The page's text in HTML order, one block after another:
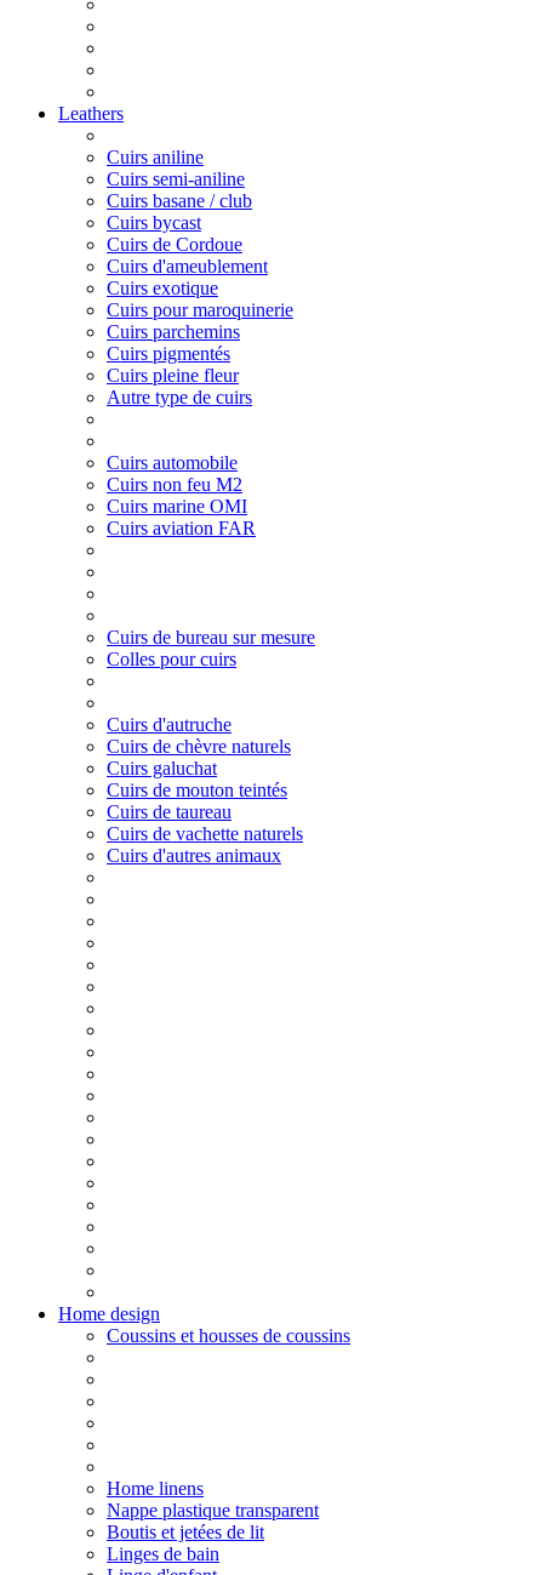
Leathers
Cuirs aniline
Cuirs semi-aniline
Cuirs basane / club
Cuirs bycast
Cuirs de Cordoue
Cuirs d'ameublement
Cuirs exotique
Cuirs pour maroquinerie
Cuirs parchemins
Cuirs pigmentés
Cuirs pleine fleur
Autre type de cuirs
Cuirs automobile
Cuirs non feu M2
Cuirs marine OMI
Cuirs aviation FAR
Cuirs de bureau sur mesure
Colles pour cuirs
Cuirs d'autruche
Cuirs de chèvre naturels
Cuirs galuchat
Cuirs de mouton teintés
Cuirs de taureau
Cuirs de vachette naturels
Cuirs d'autres animaux
Home design
Coussins et housses de coussins
Home linens
Nappe plastique transparent
Boutis et jetées de lit
Linges de bain